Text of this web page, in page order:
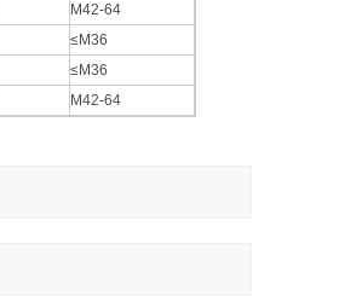
M42-64
≤M36
≤M36
M42-64